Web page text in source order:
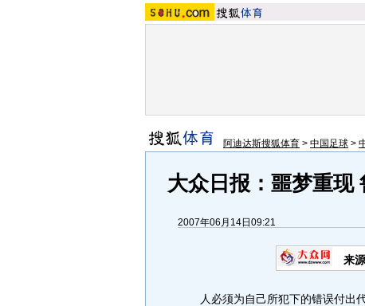
阿迪达斯搜狐体育 > 中国足球 >
大众日报：噩梦重现
2007年06月14日09:21
来
人必须为自己所犯下的错误付出代